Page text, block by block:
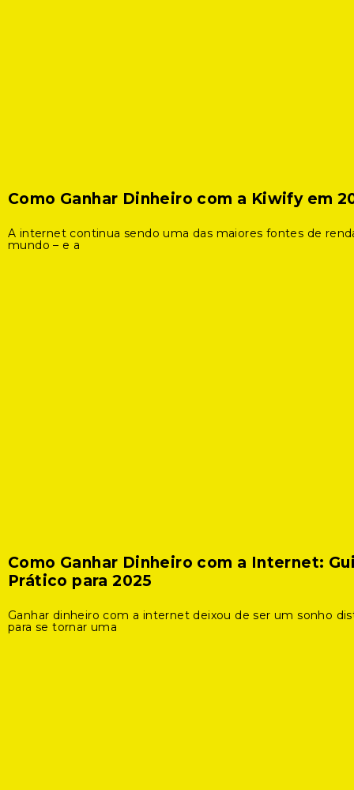
Como Ganhar Dinheiro com a Kiwify em
A internet continua sendo uma das maiores fontes de
mundo – e a
Como Ganhar Dinheiro com a Internet:
Prático para 2025
Ganhar dinheiro com a internet deixou de ser um sonho
para se tornar uma